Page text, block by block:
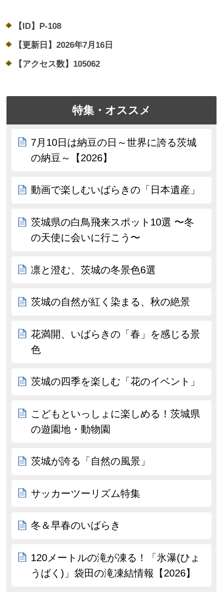
【ID】 P-108
【更新日】 2026年7月16日
【アクセス数】 105062
特集・オススメ
7月10日は納豆の日～世界に誇る茨城
の納豆～【2026】
動画で楽しむいばらきの「日本遺産」
茨城県の白鳥飛来スポット10選 〜冬
の天使に会いに行こう〜
凛と澄む、茨城の冬景色6選
茨城の自然が紅く染まる、秋の絶景
花満開、いばらきの「春」を感じる景
色
茨城の四季を楽しむ「花のイベント」
こどもといっしょに楽しめる！茨城県
の遊園地・動物園
茨城が誇る「自然の風景」
サッカーツーリズム特集
冬＆早春のいばらき
120メートルの滝が凍る！「氷瀑(ひょ
うばく)」袋田の滝凍結情報【2026】